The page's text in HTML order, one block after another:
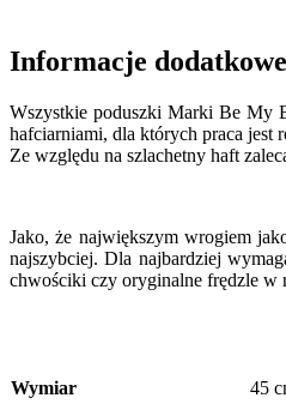
Informacje dodatkowe
Wszystkie poduszki Marki Be My
hafciarniami, dla których praca jest
Ze względu na szlachetny haft
Jako, że największym wrogiem
najszybciej. Dla najbardziej
chwościki czy oryginalne frędzle w
Wymiar
45